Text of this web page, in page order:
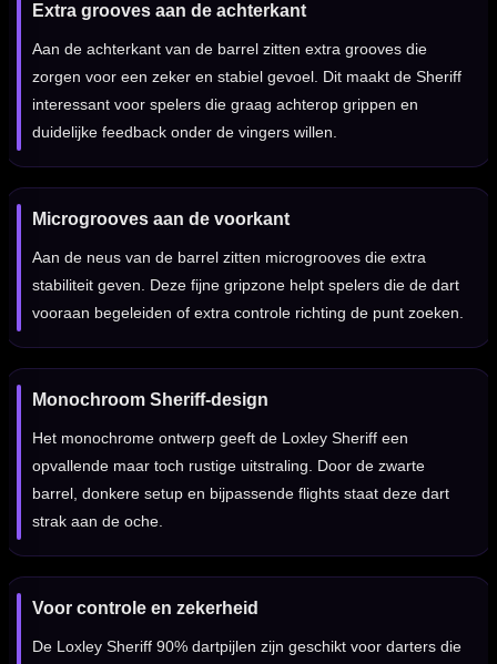
Extra grooves aan de achterkant
Aan de achterkant van de barrel zitten extra grooves die
zorgen voor een zeker en stabiel gevoel. Dit maakt de Sheriff
interessant voor spelers die graag achterop grippen en
duidelijke feedback onder de vingers willen.
Microgrooves aan de voorkant
Aan de neus van de barrel zitten microgrooves die extra
stabiliteit geven. Deze fijne gripzone helpt spelers die de dart
vooraan begeleiden of extra controle richting de punt zoeken.
Monochroom Sheriff-design
Het monochrome ontwerp geeft de Loxley Sheriff een
opvallende maar toch rustige uitstraling. Door de zwarte
barrel, donkere setup en bijpassende flights staat deze dart
strak aan de oche.
Voor controle en zekerheid
De Loxley Sheriff 90% dartpijlen zijn geschikt voor darters die